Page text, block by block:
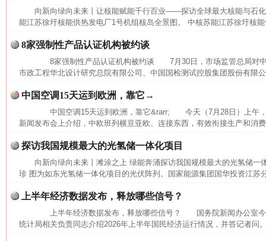
向新向绿向未来丨让核能赋能千行百业——探访全球最大核能与石
能江苏徐圩核能供热发电厂1号机组核岛全景图。 中核苏能江苏徐圩核
8家强制性产品认证机构被约谈
8家强制性产品认证机构被约谈 7月30日，市场监管总局对中
市政工程华北设计研究总院有限公司、中国国检测试控股集团股份有限
中国空调15天运到欧洲，靠它→
中国空调15天运到欧洲，靠它&rarr; 今天（7月28日）上午，
新闻发布会上介绍，中欧班列横亘亚欧、连接东西，有效衔接生产和消
探访我国规模最大的光氢储一体化项目
向新向绿向未来丨滩涂之上 绿能奔涌探访我国规模最大的光氢储一
珍 图为如东光氢储一体化项目的光伏阵列。国家能源集团国华投资
上半年经济数据发布，释放哪些信号？
上半年经济数据发布，释放哪些信号？ 国务院新闻办公室今
统计局相关负责同志介绍2026年上半年国民经济运行情况，并答记者问